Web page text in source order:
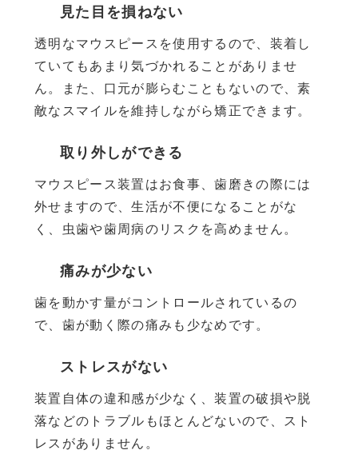
見た目を損ねない
透明なマウスピースを使用するので、装着し
ていてもあまり気づかれることがありませ
ん。また、口元が膨らむこともないので、素
敵なスマイルを維持しながら矯正できます。
取り外しができる
マウスピース装置はお食事、歯磨きの際には
外せますので、生活が不便になることがな
く、虫歯や歯周病のリスクを高めません。
痛みが少ない
歯を動かす量がコントロールされているの
で、歯が動く際の痛みも少なめです。
ストレスがない
装置自体の違和感が少なく、装置の破損や脱
落などのトラブルもほとんどないので、スト
レスがありません。